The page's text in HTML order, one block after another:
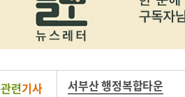
관련기사 서부산 행정복합타운